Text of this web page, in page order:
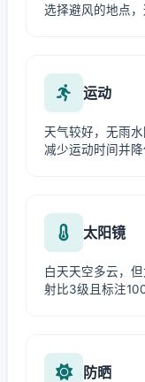
选择避风的地点，
运动
天气较好，无雨
减少运动时间并
太阳镜
白天天空多云，
射比3级且标注
防晒